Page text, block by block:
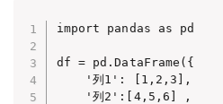
import pandas as pd
df = pd.DataFrame({
    '列1': [1,2,3],
    '列2':[4,5,6] ,